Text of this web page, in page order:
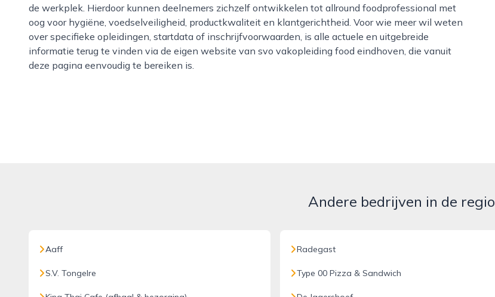
de werkplek. Hierdoor kunnen deelnemers zichzelf ontwikkelen tot allround foodprofessional met
oog voor hygiëne, voedselveiligheid, productkwaliteit en klantgerichtheid. Voor wie meer wil weten
over specifieke opleidingen, startdata of inschrijfvoorwaarden, is alle actuele en uitgebreide
informatie terug te vinden via de eigen website van svo vakopleiding food eindhoven, die vanuit
deze pagina eenvoudig te bereiken is.
Andere bedrijven in de regio
Aaff
S.V. Tongelre
Radegast
Type 00 Pizza & Sandwich